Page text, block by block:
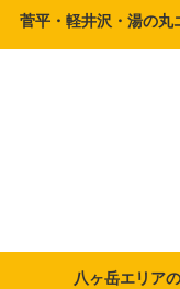
菅平・軽井沢・湯の丸
八ヶ岳エリア